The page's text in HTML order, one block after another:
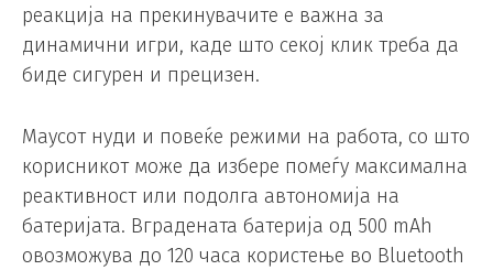
реакција на прекинувачите е важна за
динамични игри, каде што секој клик треба да
биде сигурен и прецизен.
Маусот нуди и повеќе режими на работа, со што
корисникот може да избере помеѓу максимална
реактивност или подолга автономија на
батеријата. Вградената батерија од 500 mAh
овозможува до 120 часа користење во Bluetooth